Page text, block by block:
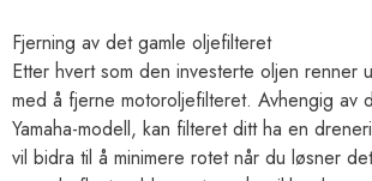
Fjerning av det gamle oljefilteret
Etter hvert som den investerte oljen renner
med å fjerne motoroljefilteret. Avhengig av
Yamaha-modell, kan filteret ditt ha en
vil bidra til å minimere rotet når du løsner